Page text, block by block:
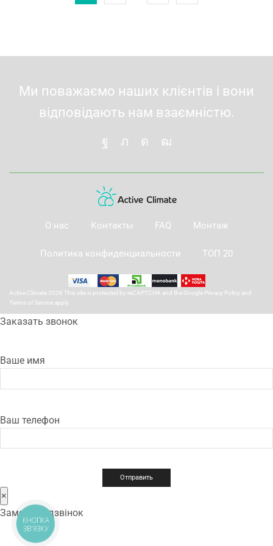
Ми поважаємо наших клієнтів і вони
відповідають нам взаємністю.
О нас Контакты FAQ Монтаж
Политика конфиденциальности ТОП 20
Active Climate 2026 This site is protected by reCAPTCHA and the Google Privacy Policy and
Terms of Service apply.
Заказать звонок
Ваше имя
Ваш телефон
×
Замовити дзвінок
КНОПКА
ЗВ'ЯЗКУ